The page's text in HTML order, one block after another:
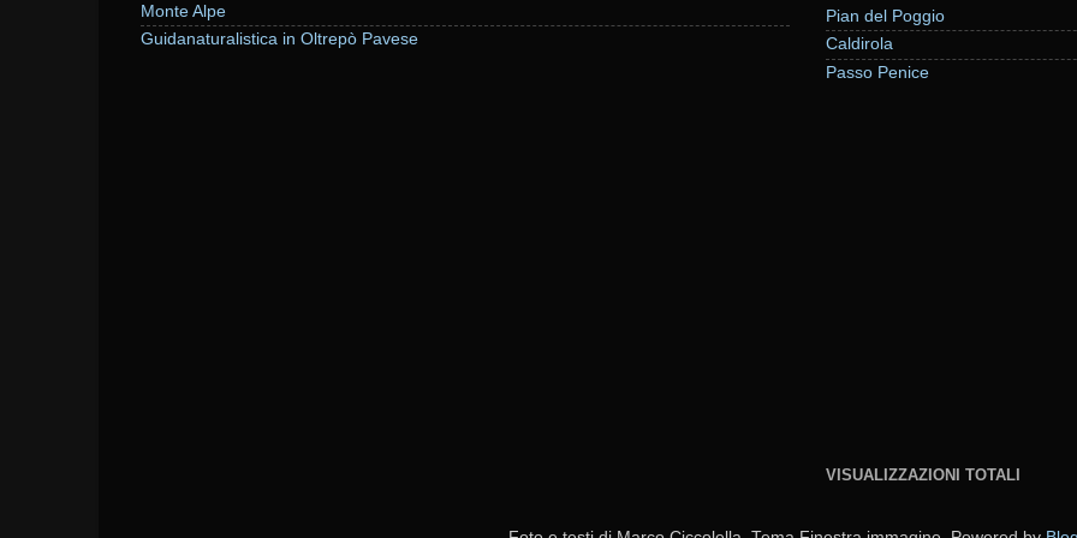
Monte Alpe
Guidanaturalistica in Oltrepò Pavese
Pian del Poggio
Caldirola
Passo Penice
VISUALIZZAZIONI TOTALI